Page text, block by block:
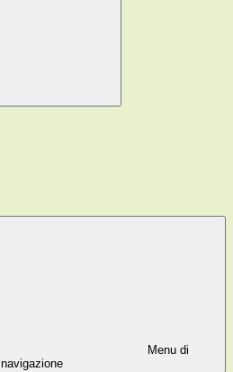
Menu di
navigazione